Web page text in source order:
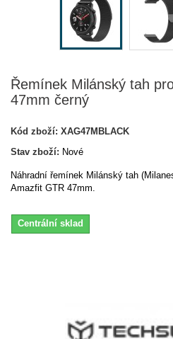
Řemínek Milánský tah
47mm černý
Kód zboží: XAG47MBLACK
Stav zboží: Nové
Náhradní řemínek Milánský tah
Amazfit GTR 47mm.
Centrální sklad